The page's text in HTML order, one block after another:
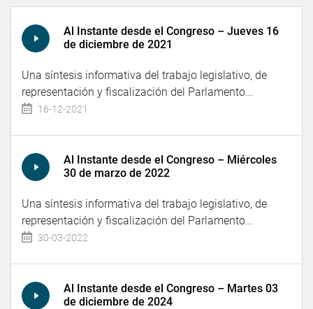
Al Instante desde el Congreso – Jueves 16
de diciembre de 2021
Una síntesis informativa del trabajo legislativo, de
representación y fiscalización del Parlamento...
16-12-2021
Al Instante desde el Congreso – Miércoles
30 de marzo de 2022
Una síntesis informativa del trabajo legislativo, de
representación y fiscalización del Parlamento...
30-03-2022
Al Instante desde el Congreso – Martes 03
de diciembre de 2024